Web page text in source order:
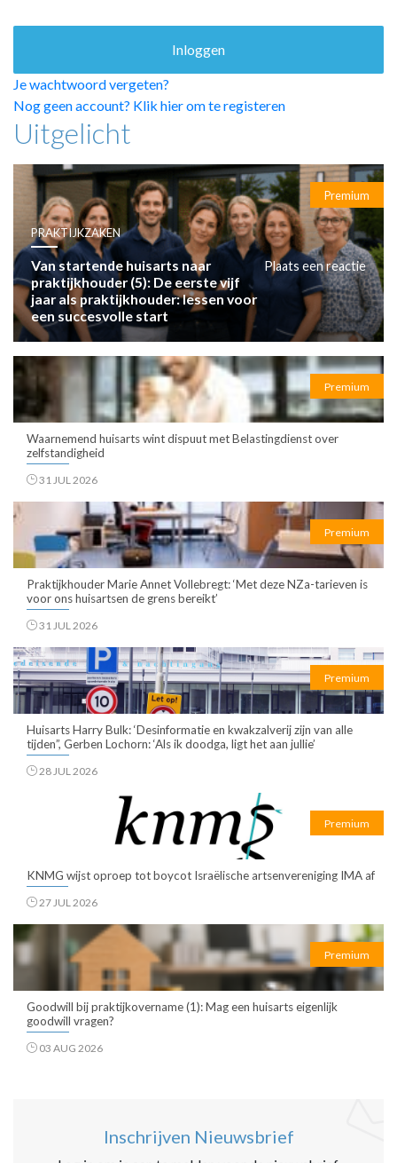
PRAKTIJKZAKEN
TARIEVEN
VPHUISARTSEN
MEDISCHE VAKHANDEL
INLOGGEN
REGISTRATIE
Je wachtwoord vergeten?
Nog geen account? Klik hier om te registeren
Uitgelicht
Premium
PRAKTIJKZAKEN
Van startende huisarts naar
praktijkhouder (5): De eerste vijf
jaar als praktijkhouder: lessen voor
een succesvolle start
Plaats een reactie
Premium
Waarnemend huisarts wint dispuut met Belastingdienst over
zelfstandigheid
31 JUL 2026
Premium
Praktijkhouder Marie Annet Vollebregt: ‘Met deze NZa-tarieven is
voor ons huisartsen de grens bereikt’
31 JUL 2026
Premium
Huisarts Harry Bulk: ‘Desinformatie en kwakzalverij zijn van alle
tijden”, Gerben Lochorn: ‘Als ik doodga, ligt het aan jullie’
28 JUL 2026
Premium
KNMG wijst oproep tot boycot Israëlische artsenvereniging IMA af
27 JUL 2026
Premium
Goodwill bij praktijkovername (1): Mag een huisarts eigenlijk
goodwill vragen?
03 AUG 2026
Inschrijven Nieuwsbrief